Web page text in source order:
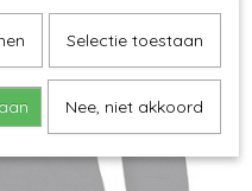
Selectie toestaan
Nee, niet akkoord